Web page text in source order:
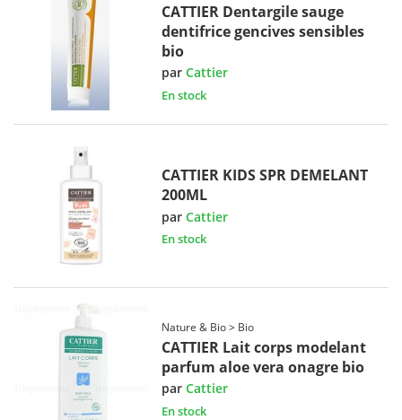
CATTIER Dentargile sauge
dentifrice gencives sensibles
bio
parCattier
En stock
CATTIER KIDS SPR DEMELANT
200ML
parCattier
En stock
Nature & Bio > Bio
CATTIER Lait corps modelant
parfum aloe vera onagre bio
parCattier
En stock